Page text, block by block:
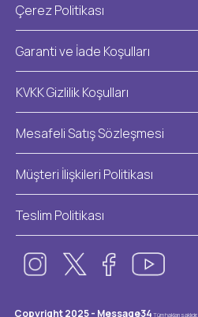
Çerez Politikası
Garanti ve İade Koşulları
KVKK Gizlilik Koşulları
Mesafeli Satış Sözleşmesi
Müşteri İlişkileri Politikası
Teslim Politikası
Copyright 2025 - Message34 Tüm hakları saklıdır.